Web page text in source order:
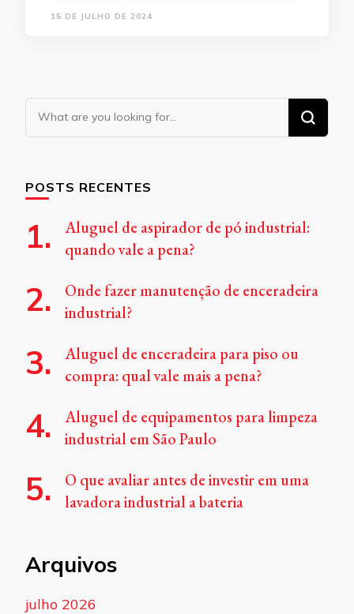
15 DE JULHO DE 2024
Looking
for
POSTS RECENTES
Aluguel de aspirador de pó industrial:
quando vale a pena?
Onde fazer manutenção de enceradeira
industrial?
Aluguel de enceradeira para piso ou
compra: qual vale mais a pena?
Aluguel de equipamentos para limpeza
industrial em São Paulo
O que avaliar antes de investir em uma
lavadora industrial a bateria
Arquivos
julho 2026